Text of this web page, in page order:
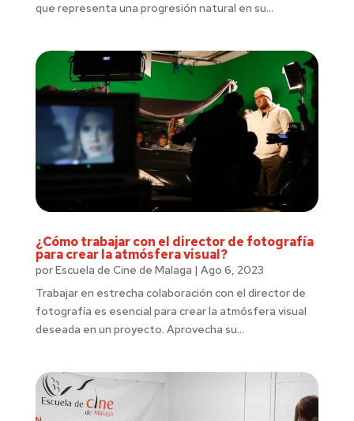
que representa una progresión natural en su...
¿Cómo trabajar con el director de fotografía
para crear la atmósfera visual?
porEscuela de Cine de Malaga | Ago 6, 2023
Trabajar en estrecha colaboración con el director de
fotografía es esencial para crear la atmósfera visual
deseada en un proyecto. Aprovecha su...